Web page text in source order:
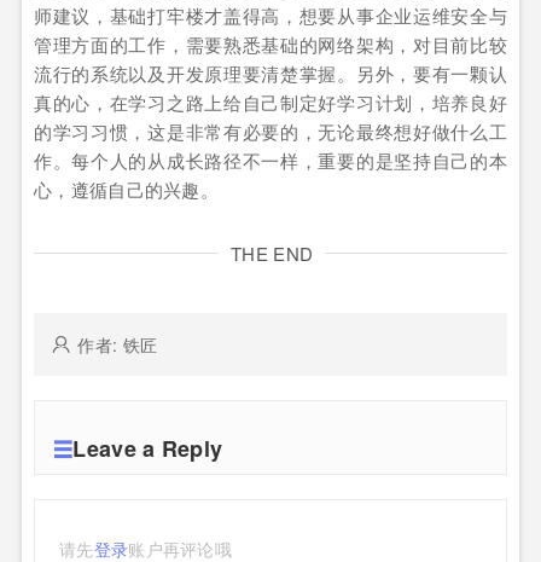
师建议，基础打牢楼才盖得高，想要从事企业运维安全与
管理方面的工作，需要熟悉基础的网络架构，对目前比较
流行的系统以及开发原理要清楚掌握。另外，要有一颗认
真的心，在学习之路上给自己制定好学习计划，培养良好
的学习习惯，这是非常有必要的，无论最终想好做什么工
作。每个人的从成长路径不一样，重要的是坚持自己的本
心，遵循自己的兴趣。
THE END
作者: 铁匠
Leave a Reply
请先登录账户再评论哦